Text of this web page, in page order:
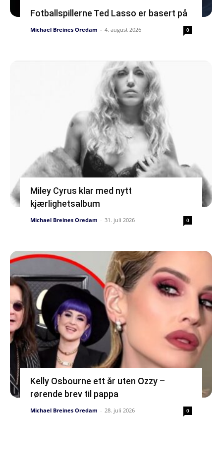
Fotballspillerne Ted Lasso er basert på
Michael Breines Oredam - 4. august 2026 0
Miley Cyrus klar med nytt
kjærlighetsalbum
Michael Breines Oredam - 31. juli 2026 0
Kelly Osbourne ett år uten Ozzy –
rørende brev til pappa
Michael Breines Oredam - 28. juli 2026 0